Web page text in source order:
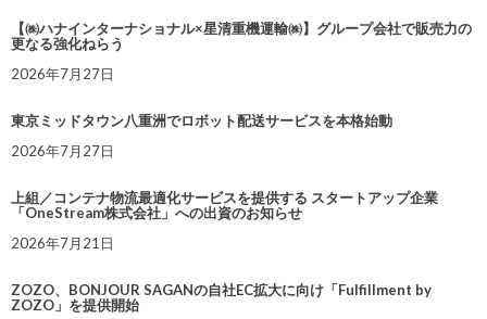
【㈱ハナインターナショナル×星清重機運輸㈱】グループ会社で販売力の
更なる強化ねらう
2026年7月27日
東京ミッドタウン八重洲でロボット配送サービスを本格始動
2026年7月27日
上組／コンテナ物流最適化サービスを提供する スタートアップ企業
「OneStream株式会社」への出資のお知らせ
2026年7月21日
ZOZO、BONJOUR SAGANの自社EC拡大に向け「Fulfillment by
ZOZO」を提供開始